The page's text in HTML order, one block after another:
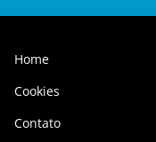
Home
Cookies
Contato